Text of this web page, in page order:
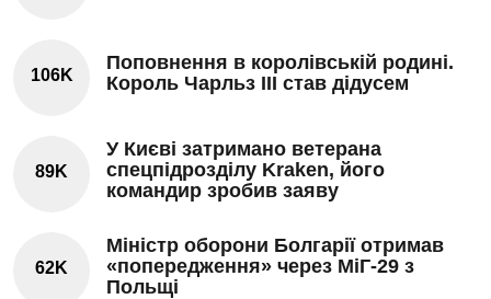
106K
Поповнення в королівській родині.
Король Чарльз III став дідусем
89K
У Києві затримано ветерана
спецпідрозділу Kraken, його
командир зробив заяву
62K
Міністр оборони Болгарії отримав
«попередження» через МіГ-29 з
Польщі